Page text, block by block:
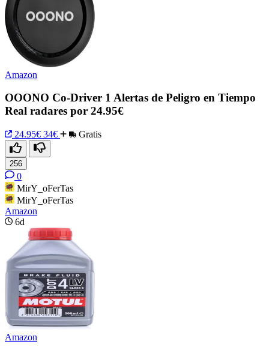
Amazon
OOONO Co-Driver 1 Alertas de Peligro en Tiempo
Real radares por 24.95€
24.95€ 34€ Gratis
256
0
MirY_oFerTas
MirY_oFerTas
Amazon
6d
Amazon